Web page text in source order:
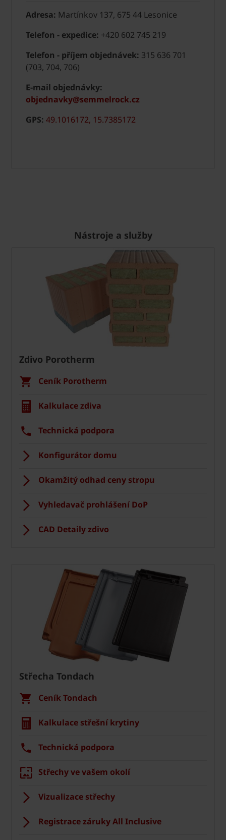
Adresa: Martínkov 137, 675 44 Lesonice
Telefon - expedice: +420 602 745 219
Telefon - příjem objednávek: 315 636 701
(703, 704, 706)
E-mail objednávky:
objednavky@semmelrock.cz
GPS: 49.1016172, 15.7385172
Nástroje a služby
Zdivo Porotherm
Ceník Porotherm
Kalkulace zdiva
Technická podpora
Konfigurátor domu
Okamžitý odhad ceny stropu
Vyhledavač prohlášení DoP
CAD Detaily zdivo
Střecha Tondach
Ceník Tondach
Kalkulace střešní krytiny
Technická podpora
Střechy ve vašem okolí
Vizualizace střechy
Registrace záruky All Inclusive